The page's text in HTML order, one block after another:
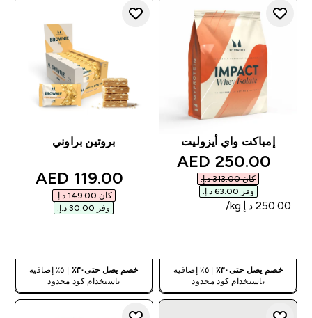
إمباكت واي أيزوليت
discounted price
250.00 AED‎
كان ‏313.00 د.إ.‏‎
وفر ‏63.00 د.إ.‏‎
خصم يصل حتى٣٠٪
| ٥٪ إضافية
باستخدام كود محدود
بروتين براوني
price
119.00 AED‎
كان ‏149.00 د.إ.‏‎
وفر ‏30.00 د.إ.‏‎
خصم يصل حتى٣٠٪
| ٥٪ إضافية
باستخدام كود محدود